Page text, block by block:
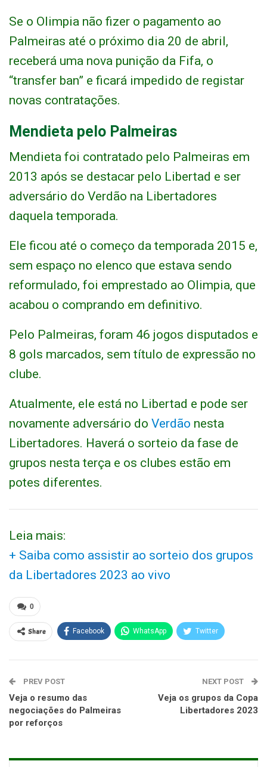
Se o Olimpia não fizer o pagamento ao
Palmeiras até o próximo dia 20 de abril,
receberá uma nova punição da Fifa, o
“transfer ban” e ficará impedido de registar
novas contratações.
Mendieta pelo Palmeiras
Mendieta foi contratado pelo Palmeiras em
2013 após se destacar pelo Libertad e ser
adversário do Verdão na Libertadores
daquela temporada.
Ele ficou até o começo da temporada 2015 e,
sem espaço no elenco que estava sendo
reformulado, foi emprestado ao Olimpia, que
acabou o comprando em definitivo.
Pelo Palmeiras, foram 46 jogos disputados e
8 gols marcados, sem título de expressão no
clube.
Atualmente, ele está no Libertad e pode ser
novamente adversário do Verdão nesta
Libertadores. Haverá o sorteio da fase de
grupos nesta terça e os clubes estão em
potes diferentes.
Leia mais:
+ Saiba como assistir ao sorteio dos grupos
da Libertadores 2023 ao vivo
0
Share Facebook WhatsApp Twitter
PREV POST
Veja o resumo das
negociações do Palmeiras
por reforços
NEXT POST
Veja os grupos da Copa
Libertadores 2023